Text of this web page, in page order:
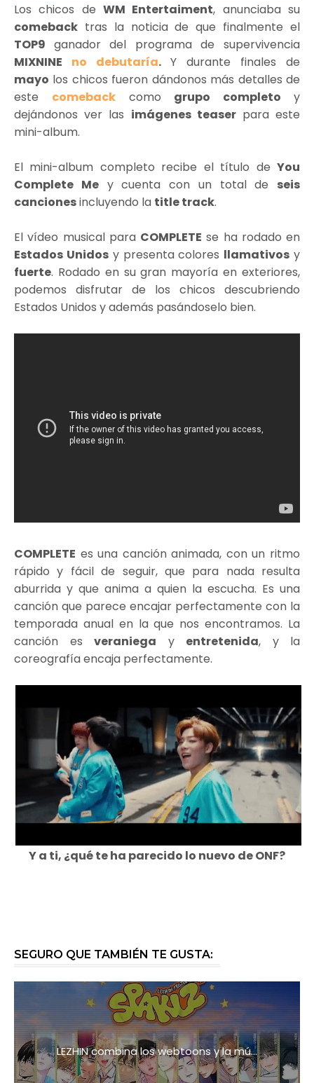
Los chicos de WM Entertaiment, anunciaba su
comeback tras la noticia de que finalmente el
TOP9 ganador del programa de supervivencia
MIXNINE no debutaría. Y durante finales de
mayo los chicos fueron dándonos más detalles de
este comebackcomo grupo completoy
dejándonos ver las imágenes teaserpara este
mini-album.
El mini-album completo recibe el título de You
Complete Mey cuenta con un total de seis
cancionesincluyendo la title track.
El vídeo musical para COMPLETE se ha rodado en
Estados Unidosy presenta colores llamativos y
fuerte. Rodado en su gran mayoría en exteriores,
podemos disfrutar de los chicos descubriendo
Estados Unidos y además pasándoselo bien.
COMPLETE es una canción animada, con un ritmo
rápido y fácil de seguir, que para nada resulta
aburrida y que anima a quien la escucha. Es una
canción que parece encajar perfectamente con la
temporada anual en la que nos encontramos. La
canción es veraniega y entretenida, y la
coreografía encaja perfectamente.
Y a ti, ¿qué te ha parecido lo nuevo de ONF?
SEGURO QUE TAMBIÉN TE GUSTA:
LEZHIN combina los webtoons y la mú...